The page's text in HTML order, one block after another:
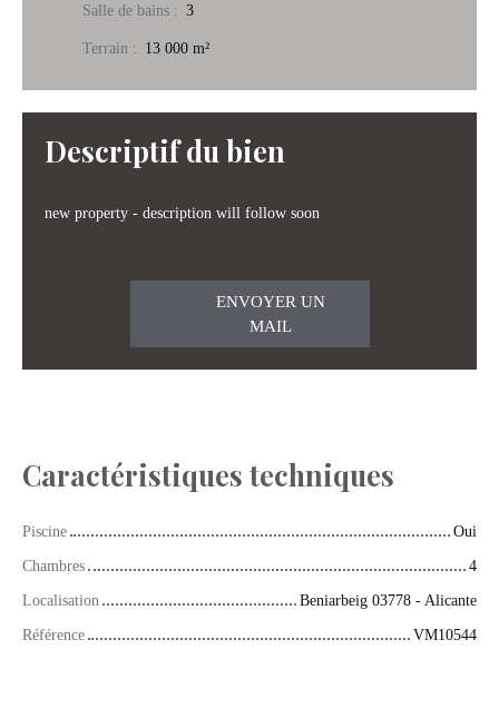
Salle de bains : 3
Terrain : 13 000 m²
Descriptif du bien
new property - description will follow soon
ENVOYER UN
MAIL
Caractéristiques techniques
Piscine
Oui
Chambres
4
Localisation
Beniarbeig 03778 - Alicante
Référence
VM10544